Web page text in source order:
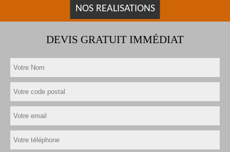
NOS REALISATIONS
DEVIS GRATUIT IMMÉDIAT